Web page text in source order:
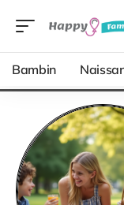
Bambin